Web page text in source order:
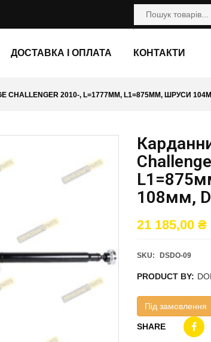
ДОСТАВКА І ОПЛАТА КОНТАКТИ
CHALLENGER 2010-, L=1777ММ, L1=875ММ, ШРУСИ
108мм,
21 185,00 ₴
SKU: DSDO-09
PRODUCT BY:
Під замовлення
SHARE